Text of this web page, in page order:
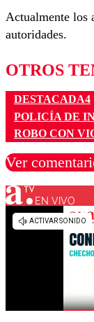
Actualmente los
autoridades.
OTROS
DESTACADA4
POLICÍA DE
ROBO CON
Ver
Los
EN VIVO